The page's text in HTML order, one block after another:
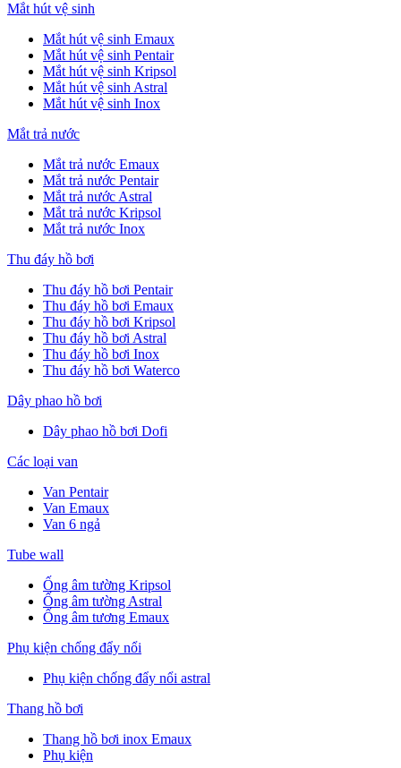
Mắt hút vệ sinh
Mắt hút vệ sinh Emaux
Mắt hút vệ sinh Pentair
Mắt hút vệ sinh Kripsol
Mắt hút vệ sinh Astral
Mắt hút vệ sinh Inox
Mắt trả nước
Mắt trả nước Emaux
Mắt trả nước Pentair
Mắt trả nước Astral
Mắt trả nước Kripsol
Mắt trả nước Inox
Thu đáy hồ bơi
Thu đáy hồ bơi Pentair
Thu đáy hồ bơi Emaux
Thu đáy hồ bơi Kripsol
Thu đáy hồ bơi Astral
Thu đáy hồ bơi Inox
Thu đáy hồ bơi Waterco
Dây phao hồ bơi
Dây phao hồ bơi Dofi
Các loại van
Van Pentair
Van Emaux
Van 6 ngả
Tube wall
Ống âm tường Kripsol
Ống âm tường Astral
Ống âm tương Emaux
Phụ kiện chống đẩy nổi
Phụ kiện chống đẩy nổi astral
Thang hồ bơi
Thang hồ bơi inox Emaux
Phụ kiện